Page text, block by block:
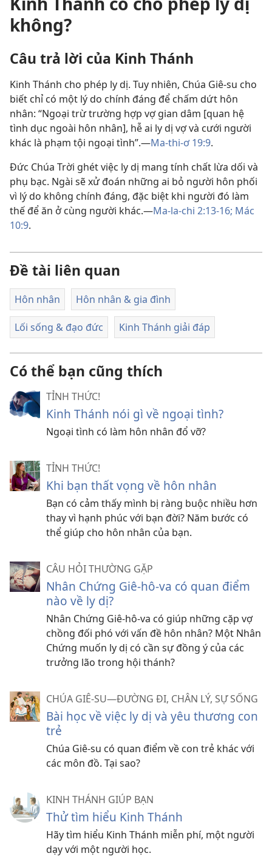
không?
Câu trả lời của Kinh Thánh
Kinh Thánh cho phép ly dị. Tuy nhiên, Chúa Giê-su cho
biết chỉ có một lý do chính đáng để chấm dứt hôn
nhân: “Ngoại trừ trường hợp vợ gian dâm [quan hệ
tình dục ngoài hôn nhân], hễ ai ly dị vợ và cưới người
khác là phạm tội ngoại tình”.—Ma-thi-ơ 19:9.
Đức Chúa Trời ghét việc ly dị mang tính chất lừa dối và
phụ bạc. Ngài sẽ xử đoán những ai bỏ người hôn phối
vì lý do không chính đáng, đặc biệt khi người đó làm
thế để ăn ở cùng người khác.—Ma-la-chi 2:13-16; Mác
10:9.
Đề tài liên quan
Hôn nhân Hôn nhân & gia đình
Lối sống & đạo đức Kinh Thánh giải đáp
Có thể bạn cũng thích
TỈNH THỨC!
Kinh Thánh nói gì về ngoại tình?
Ngoại tình có làm hôn nhân đổ vỡ?
TỈNH THỨC!
Khi bạn thất vọng về hôn nhân
Bạn có cảm thấy mình bị ràng buộc nhiều hơn
thay vì hạnh phúc với bạn đời? Năm bước có
thể giúp cho hôn nhân của bạn.
CÂU HỎI THƯỜNG GẶP
Nhân Chứng Giê-hô-va có quan điểm
nào về ly dị?
Nhân Chứng Giê-hô-va có giúp những cặp vợ
chồng đối phó với vấn đề hôn nhân? Một Nhân
Chứng muốn ly dị có cần sự đồng ý của các
trưởng lão trong hội thánh?
CHÚA GIÊ-SU—ĐƯỜNG ĐI, CHÂN LÝ, SỰ SỐNG
Bài học về việc ly dị và yêu thương con
trẻ
Chúa Giê-su có quan điểm về con trẻ khác với
các môn đồ. Tại sao?
KINH THÁNH GIÚP BẠN
Thử tìm hiểu Kinh Thánh
Hãy tìm hiểu Kinh Thánh miễn phí, một người
dạy với một người học.